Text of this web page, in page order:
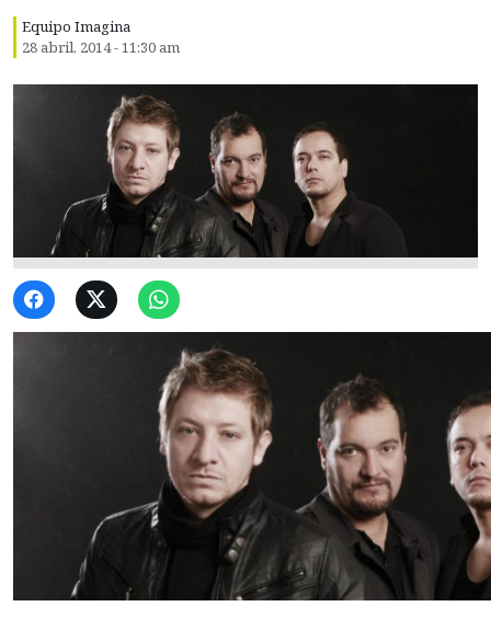
Equipo Imagina
28 abril, 2014 - 11:30 am